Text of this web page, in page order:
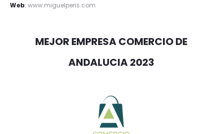
Web: www.miguelperis.com
MEJOR EMPRESA COMERCIO DE
ANDALUCIA 2023